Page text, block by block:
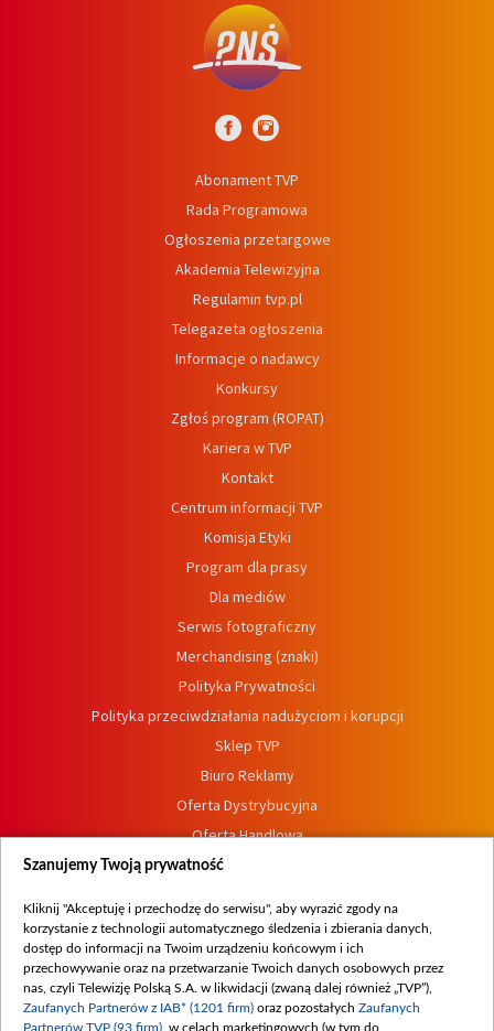
Abonament TVP
Rada Programowa
Ogłoszenia przetargowe
Akademia Telewizyjna
Regulamin tvp.pl
Telegazeta ogłoszenia
Informacje o nadawcy
Konkursy
Zgłoś program (ROPAT)
Kariera w TVP
Kontakt
Centrum informacji TVP
Komisja Etyki
Program dla prasy
Dla mediów
Serwis fotograficzny
Merchandising (znaki)
Polityka Prywatności
Polityka przeciwdziałania nadużyciom i korupcji
Sklep TVP
Biuro Reklamy
Oferta Dystrybucyjna
Oferta Handlowa
Dostępność
Procedura zgłoszeń wewnętrznych
Szanujemy Twoją prywatność
Kliknij "Akceptuję i przechodzę do serwisu", aby wyrazić zgody na
korzystanie z technologii automatycznego śledzenia i zbierania danych,
dostęp do informacji na Twoim urządzeniu końcowym i ich
przechowywanie oraz na przetwarzanie Twoich danych osobowych przez
nas, czyli Telewizję Polską S.A. w likwidacji (zwaną dalej również „TVP”),
Zaufanych Partnerów z IAB* (1201 firm) oraz pozostałych Zaufanych
Partnerów TVP (93 firm) , w celach marketingowych (w tym do